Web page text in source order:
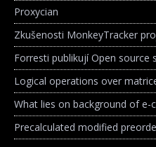
Proxycian
Zkušenosti MonkeyTracker
Forresti publikují Open source
Logical operations over
What lies on background of e-
Precalculated modified